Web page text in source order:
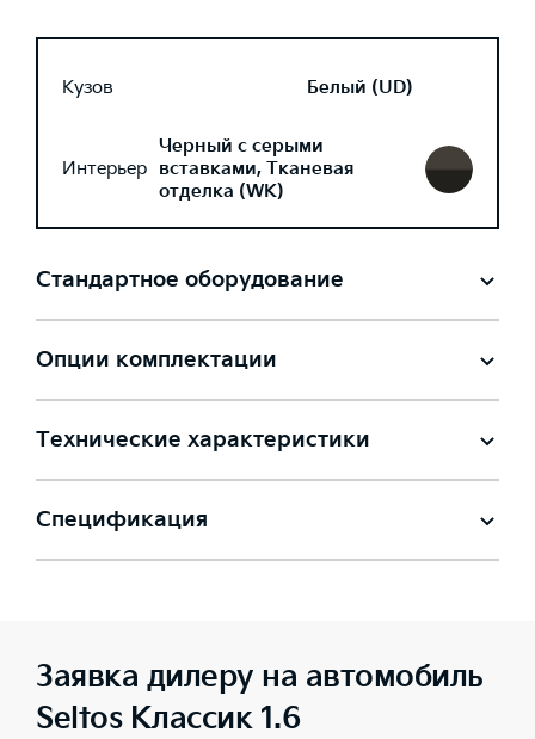
Кузов Белый (UD)
Интерьер
Черный с серыми
вставками, Тканевая
отделка (WK)
Стандартное оборудование
Опции комплектации
Технические характеристики
Спецификация
Заявка дилеру на автомобиль
Seltos Классик 1.6